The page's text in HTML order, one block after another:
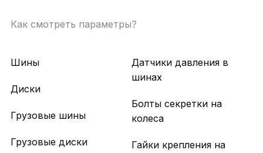
Как смотреть параметры?
Шины
Диски
Грузовые шины
Грузовые диски
Датчики давления в
шинах
Болты секретки на
колеса
Гайки крепления на